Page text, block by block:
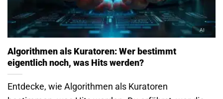
Algorithmen als Kuratoren: Wer bestimmt
eigentlich noch, was Hits werden?
Entdecke, wie Algorithmen als Kuratoren